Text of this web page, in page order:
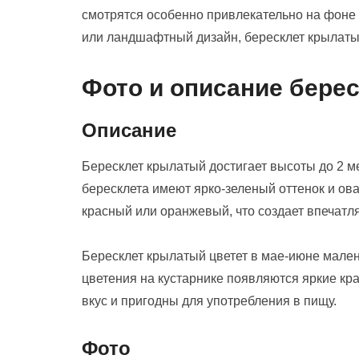
смотрятся особенно привлекательно на
или ландшафтный дизайн, бересклет
Фото и описание
Описание
Бересклет крылатый достигает высоты до 2
бересклета имеют ярко-зеленый оттенок и
красный или оранжевый, что создает
Бересклет крылатый цветет в мае-июне
цветения на кустарнике появляются яркие
вкус и пригодны для употребления в пищу.
Фото